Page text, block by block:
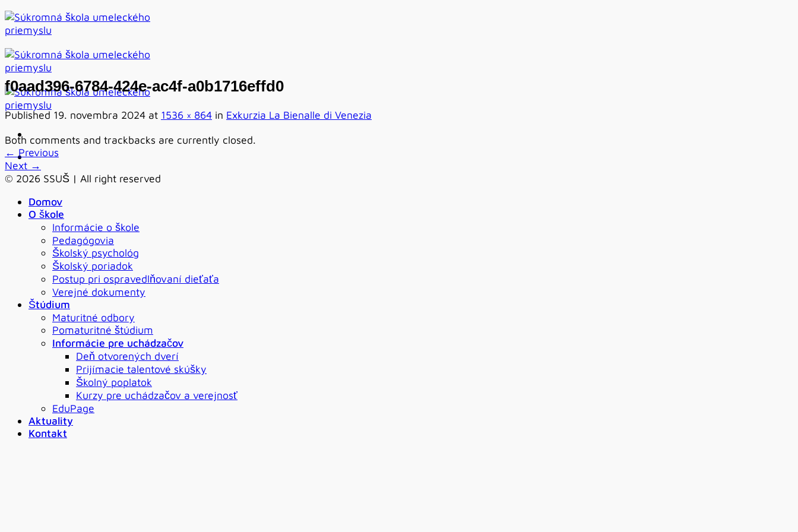
Skip
to
content
f0aad396-6784-424e-ac4f-a0b1716effd0
Published 19. novembra 2024 at 1536 × 864 in Exkurzia La Bienalle di Venezia
Both comments and trackbacks are currently closed.
← Previous
Next →
© 2026 SSUŠ | All right reserved
Domov
O škole
Informácie o škole
Pedagógovia
Školský psychológ
Školský poriadok
Postup pri ospravedlňovaní dieťaťa
Verejné dokumenty
Štúdium
Maturitné odbory
Pomaturitné štúdium
Informácie pre uchádzačov
Deň otvorených dverí
Prijímacie talentové skúšky
Školný poplatok
Kurzy pre uchádzačov a verejnosť
EduPage
Aktuality
Kontakt